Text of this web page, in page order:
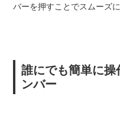
バーを押すことでスムーズ
誰にでも簡単に
ンバー